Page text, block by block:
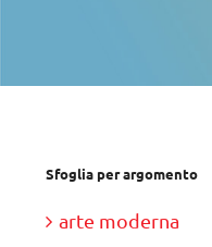
Sfoglia per argomento
arte moderna